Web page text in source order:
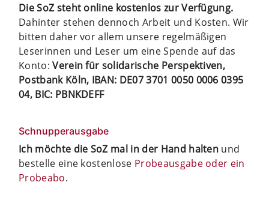
Die SoZ steht online kostenlos zur Verfügung.
Dahinter stehen dennoch Arbeit und Kosten. Wir
bitten daher vor allem unsere regelmäßigen
Leserinnen und Leser um eine Spende auf das
Konto:Verein für solidarische Perspektiven,
Postbank Köln, IBAN: DE07 3701 0050 0006 0395
04, BIC: PBNKDEFF
Schnupperausgabe
Ich möchte die SoZ mal in der Hand halten und
bestelle eine kostenlose Probeausgabe oder ein
Probeabo.